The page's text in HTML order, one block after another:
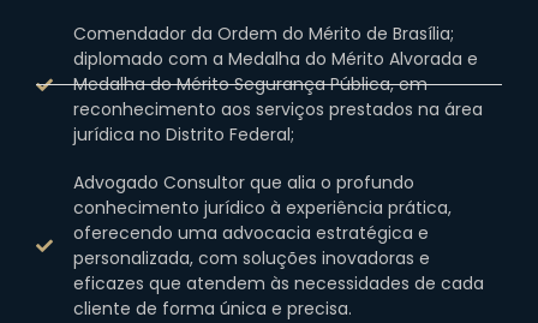
Comendador da Ordem do Mérito de Brasília;
diplomado com a Medalha do Mérito Alvorada e
Medalha do Mérito Segurança Pública, em
reconhecimento aos serviços prestados na área
jurídica no Distrito Federal;
Advogado Consultor que alia o profundo
conhecimento jurídico à experiência prática,
oferecendo uma advocacia estratégica e
personalizada, com soluções inovadoras e
eficazes que atendem às necessidades de cada
cliente de forma única e precisa.